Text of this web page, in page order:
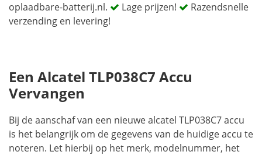
oplaadbare-batterij.nl.
Lage prijzen!
Razendsnelle
verzending en levering!
Een Alcatel TLP038C7 Accu
Vervangen
Bij de aanschaf van een nieuwe alcatel TLP038C7 accu
is het belangrijk om de gegevens van de huidige accu te
noteren. Let hierbij op het merk, modelnummer, het